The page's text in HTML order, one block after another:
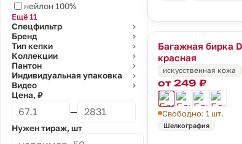
нейлон 100%
Ещё 11
Спецфильтр
⌄
Бренд ⌄
Тип кепки ⌄
Коллекции ⌄
Пантон ⌄
Индивидуальная упаковка ⌄
Видео ⌄
Цена, ₽
—
Нужен тираж, шт
Багажная бирка
красная
искусственная кожа
от 249 ₽
Свободно: 1 шт.
Шелкография